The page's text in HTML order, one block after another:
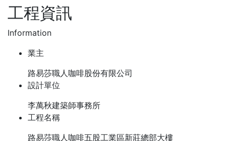
工程資訊
Information
業主
路易莎職人咖啡股份有限公司
設計單位
李萬秋建築師事務所
工程名稱
路易莎職人咖啡五股工業區新莊總部大樓